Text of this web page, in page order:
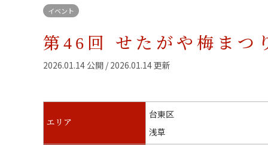
イベント
第46回 せたがや梅まつ
2026.01.14 公開 / 2026.01.14 更新
エリア
台東区
浅草